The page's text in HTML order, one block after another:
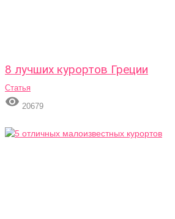
8 лучших курортов Греции
Статья
 20679